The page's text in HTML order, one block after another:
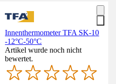
Innenthermometer TFA SK-10
-12°C-50°C
Artikel wurde noch nicht
bewertet.